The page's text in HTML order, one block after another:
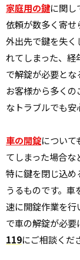
家庭用の鍵に関
依頼が数多く寄せ
外出先で鍵を失く
れてしまった、経
で解錠が必要とな
お客様から多く
なトラブルでも安
車の開錠につい
てしまった場合な
特に鍵を閉じ込め
うるものです。
速に開錠作業を行
で車の解錠が必
119にご相談くだ